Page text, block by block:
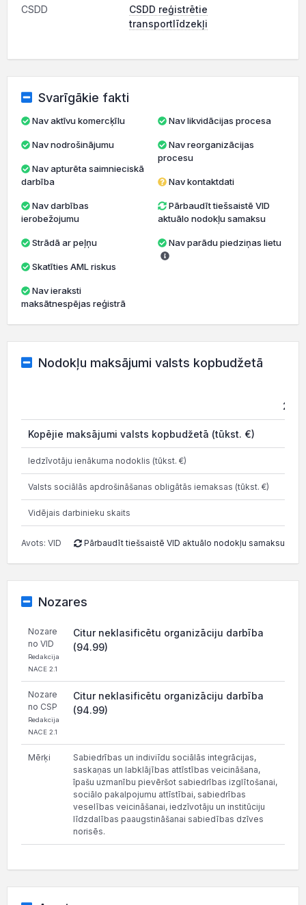
CSDD
CSDD reģistrētie
transportlīdzekļi
Svarīgākie fakti
Nav aktīvu komercķīlu
Nav nodrošinājumu
darbība
ierobežojumu
Strādā ar peļņu
Skatīties AML riskus
maksātnespējas reģistrā
Nav likvidācijas procesa
Nav reorganizācijas
procesu
Nav kontaktdati
Pārbaudīt tiešsaistē VID
aktuālo nodokļu samaksu
Nav parādu piedziņas lietu
Nodokļu maksājumi valsts kopbudžetā
2021
Kopējie maksājumi valsts kopbudžetā (tūkst. €)
Iedzīvotāju ienākuma nodoklis (tūkst. €)
Valsts sociālās apdrošināšanas obligātās iemaksas (tūkst. €)
Vidējais darbinieku skaits
Avots: VID Pārbaudīt tiešsaistē VID aktuālo nodokļu samaksu
Nozares
Nozare
no VID
Redakcija
NACE 2.1
Citur neklasificētu organizāciju darbība
(94.99)
Nozare
no CSP
Redakcija
NACE 2.1
Citur neklasificētu organizāciju darbība
(94.99)
Mērķi
Sabiedrības un indiviīdu sociālās integrācijas,
saskaņas un labklājības attīstības veicināšana,
īpašu uzmanību pievēršot sabiedrības izglītošanai,
sociālo pakalpojumu attīstībai, sabiedrības
veselības veicināšanai, iedzīvotāju un institūciju
līdzdalības paaugstināšanai sabiedības dzīves
norisēs.